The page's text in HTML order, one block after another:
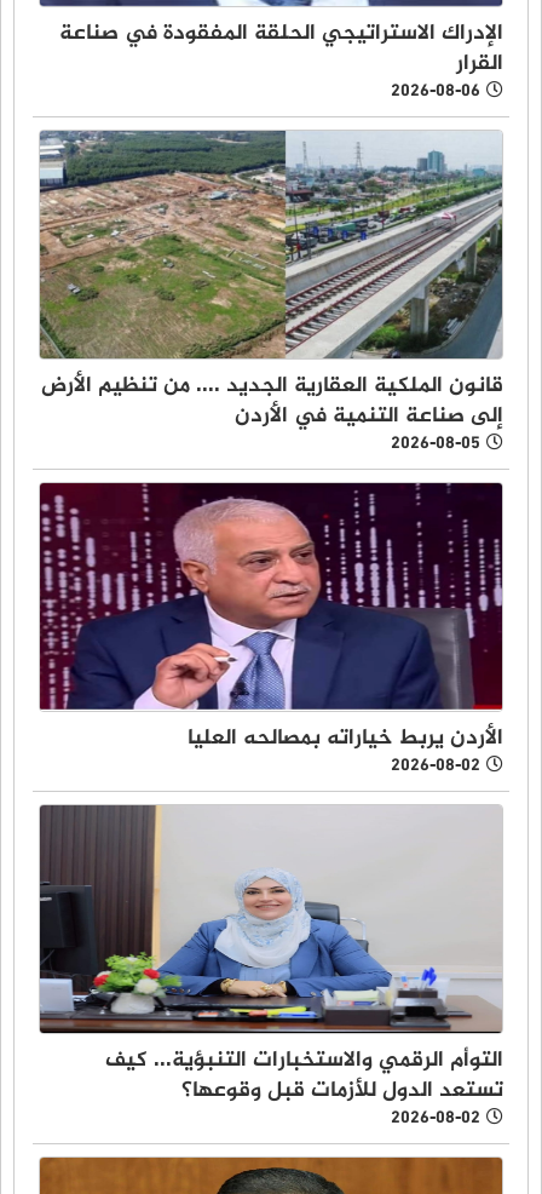
الإدراك الاستراتيجي الحلقة المفقودة في صناعة
القرار
2026-08-06
قانون الملكية العقارية الجديد .... من تنظيم الأرض
إلى صناعة التنمية في الأردن
2026-08-05
الأردن يربط خياراته بمصالحه العليا
2026-08-02
التوأم الرقمي والاستخبارات التنبؤية... كيف
تستعد الدول للأزمات قبل وقوعها؟
2026-08-02